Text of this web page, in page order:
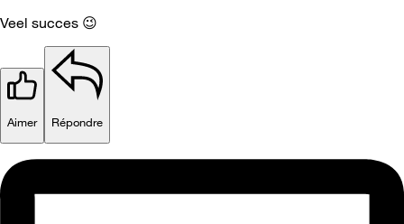
Veel succes 😉
Aimer Répondre